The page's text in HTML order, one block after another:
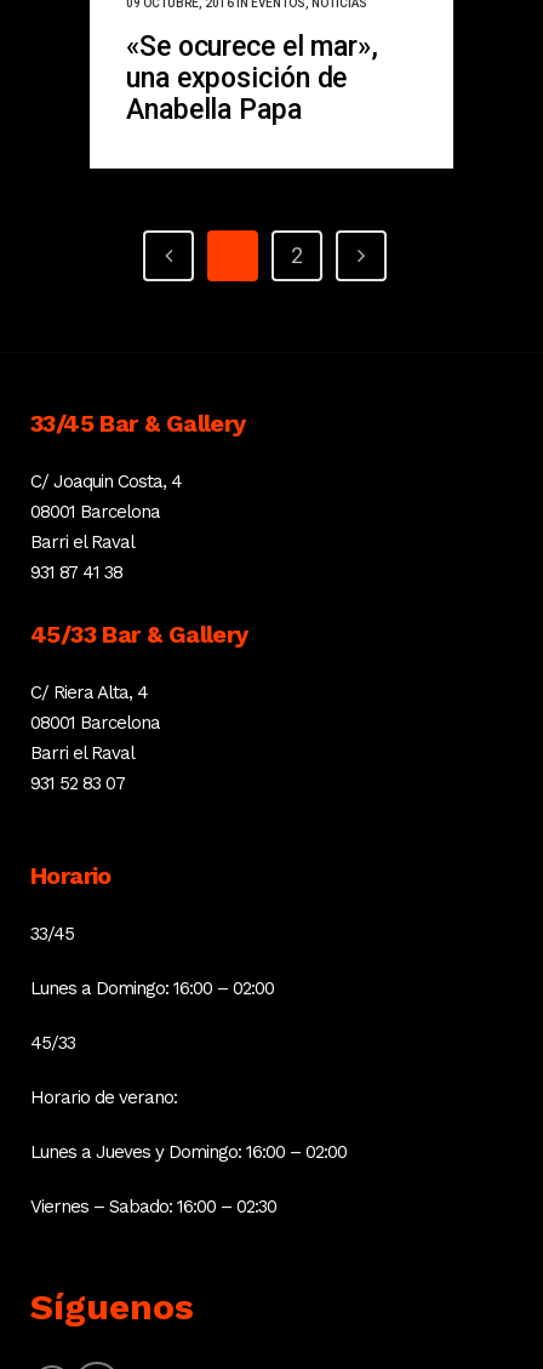
09 OCTUBRE, 2016 IN EVENTOS NOTICIAS
«Se ocurece el mar»,
una exposición de
Anabella Papa
2
33/45 Bar & Gallery
C/ Joaquin Costa, 4
08001 Barcelona
Barri el Raval
931 87 41 38
45/33 Bar & Gallery
C/ Riera Alta, 4
08001 Barcelona
Barri el Raval
931 52 83 07
Horario
33/45
Lunes a Domingo: 16:00 – 02:00
45/33
Horario de verano:
Lunes a Jueves y Domingo: 16:00 – 02:00
Viernes – Sabado: 16:00 – 02:30
Síguenos